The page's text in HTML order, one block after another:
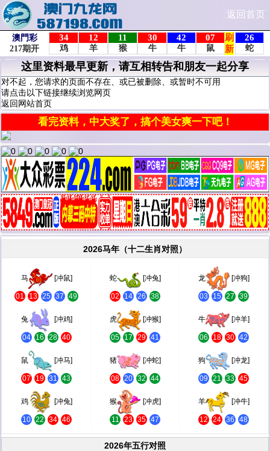
返回首页
这里资料最早更新，请互相转告和朋友一起分享
对不起，您请求的页面不存在、或已被删除、或暂时不可用
请点击以下链接继续浏览网页
返回网站首页
看完资料，中大奖了，搞个美女爽一下吧！
2026马年（十二生肖对照）
马 [冲鼠]
01 13 25 37 49
蛇 [冲兔]
02 14 26 38
龙 [冲狗]
03 15 27 39
兔 [冲鸡]
04 16 28 40
虎 [冲猴]
05 17 29 41
牛 [冲羊]
06 18 30 42
鼠 [冲马]
07 19 31 43
猪 [冲蛇]
08 20 32 44
狗 [冲龙]
09 21 33 45
鸡 [冲兔]
10 22 34 46
猴 [冲虎]
11 23 35 47
羊 [冲牛]
12 24 36 48
2026年五行对照